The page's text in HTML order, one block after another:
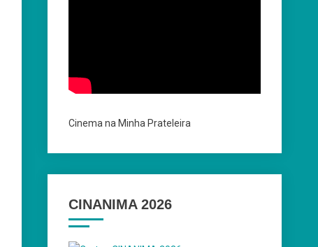
Cinema na Minha Prateleira
CINANIMA 2026